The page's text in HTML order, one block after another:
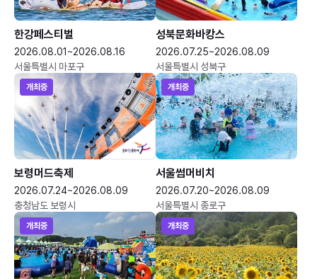
한강페스티벌
2026.08.01~2026.08.16
서울특별시 마포구
성북문화바캉스
2026.07.25~2026.08.09
서울특별시 성북구
개최중
보령머드축제
2026.07.24~2026.08.09
충청남도 보령시
개최중
서울썸머비치
2026.07.20~2026.08.09
서울특별시 종로구
개최중 개최중